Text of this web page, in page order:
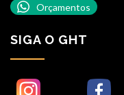
Orçamentos
SIGA O GHT